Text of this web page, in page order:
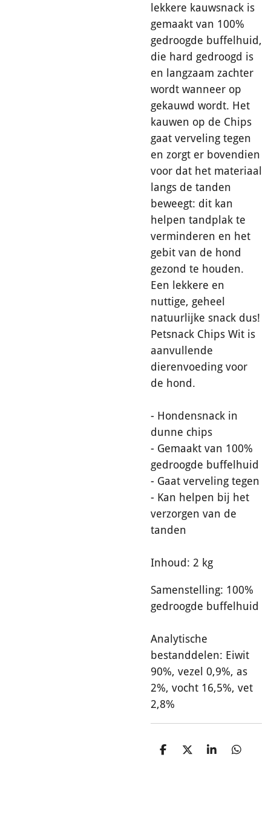
lekkere kauwsnack is
gemaakt van 100%
gedroogde buffelhuid,
die hard gedroogd is
en langzaam zachter
wordt wanneer op
gekauwd wordt. Het
kauwen op de Chips
gaat verveling tegen
en zorgt er bovendien
voor dat het materiaal
langs de tanden
beweegt: dit kan
helpen tandplak te
verminderen en het
gebit van de hond
gezond te houden.
Een lekkere en
nuttige, geheel
natuurlijke snack dus!
Petsnack Chips Wit is
aanvullende
dierenvoeding voor
de hond.
- Hondensnack in
dunne chips
- Gemaakt van 100%
gedroogde buffelhuid
- Gaat verveling tegen
- Kan helpen bij het
verzorgen van de
tanden
Inhoud: 2 kg
Samenstelling: 100%
gedroogde buffelhuid
Analytische
bestanddelen: Eiwit
90%, vezel 0,9%, as
2%, vocht 16,5%, vet
2,8%
D
D
S
D